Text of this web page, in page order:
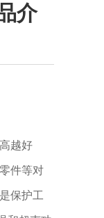
介
越好
件等对
保护工